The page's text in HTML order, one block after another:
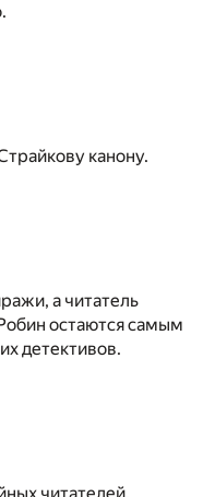
канону.
а читатель
остаются самым
детективов.